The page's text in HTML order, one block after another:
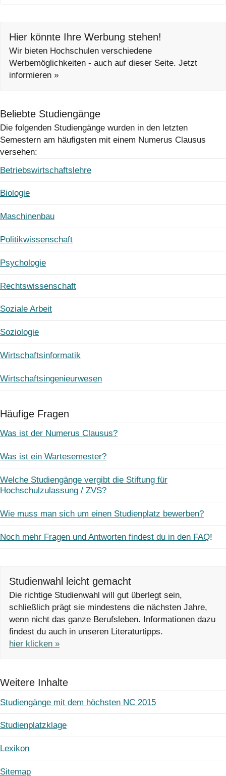
Hier könnte Ihre Werbung stehen!
Wir bieten Hochschulen verschiedene
Werbemöglichkeiten - auch auf dieser Seite. Jetzt
informieren »
Beliebte Studiengänge
Die folgenden Studiengänge wurden in den letzten
Semestern am häufigsten mit einem Numerus Clausus
versehen:
Betriebswirtschaftslehre
Biologie
Maschinenbau
Politikwissenschaft
Psychologie
Rechtswissenschaft
Soziale Arbeit
Soziologie
Wirtschaftsinformatik
Wirtschaftsingenieurwesen
Häufige Fragen
Was ist der Numerus Clausus?
Was ist ein Wartesemester?
Welche Studiengänge vergibt die Stiftung für
Hochschulzulassung / ZVS?
Wie muss man sich um einen Studienplatz bewerben?
Noch mehr Fragen und Antworten findest du in den FAQ!
Studienwahl leicht gemacht
Die richtige Studienwahl will gut überlegt sein,
schließlich prägt sie mindestens die nächsten Jahre,
wenn nicht das ganze Berufsleben. Informationen dazu
findest du auch in unseren Literaturtipps.
hier klicken »
Weitere Inhalte
Studiengänge mit dem höchsten NC 2015
Studienplatzklage
Lexikon
Sitemap